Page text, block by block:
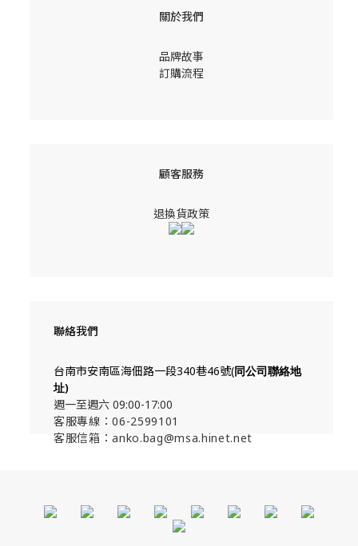
關於我們
品牌故事
訂購流程
顧客服務
退換貨政策
聯絡我們
台南市安南區海佃路一段340巷46號(同公司聯絡地
址)
週一至週六 09:00-17:00
客服專線：06-2599101
客服信箱：anko.bag@msa.hinet.net